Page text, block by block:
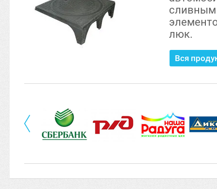
сливным
люк.
Вся